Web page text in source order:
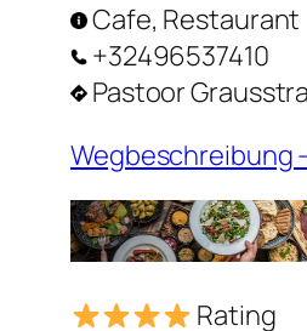
Cafe, Restaurant
+32496537410
Pastoor
Wegbeschreibung
Rating